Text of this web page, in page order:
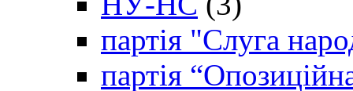
партія "Слуга
партія